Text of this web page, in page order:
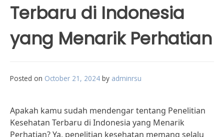
Terbaru di Indonesia
yang Menarik Perhatian
Posted on October 21, 2024 by adminrsu
Apakah kamu sudah mendengar tentang Penelitian
Kesehatan Terbaru di Indonesia yang Menarik
Perhatian? Ya, penelitian kesehatan memang selalu